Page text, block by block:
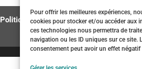
Pour offrir les meilleures expériences,
cookies pour stocker et/ou accéder aux
ces technologies nous permettra de
navigation ou les ID uniques sur ce site.
consentement peut avoir un effet
Politique de cookies (UE)